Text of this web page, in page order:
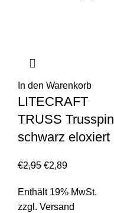
In den Warenkorb
LITECRAFT
TRUSS Trusspin
schwarz eloxiert
€2,95 €2,89
Enthält 19% MwSt.
zzgl. Versand